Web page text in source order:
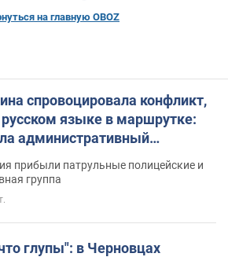
на главную OBOZ
спровоцировала конфликт,
русском языке в маршрутке:
административный
прибыли патрульные полицейские и
группа
глупы": в Черновцах